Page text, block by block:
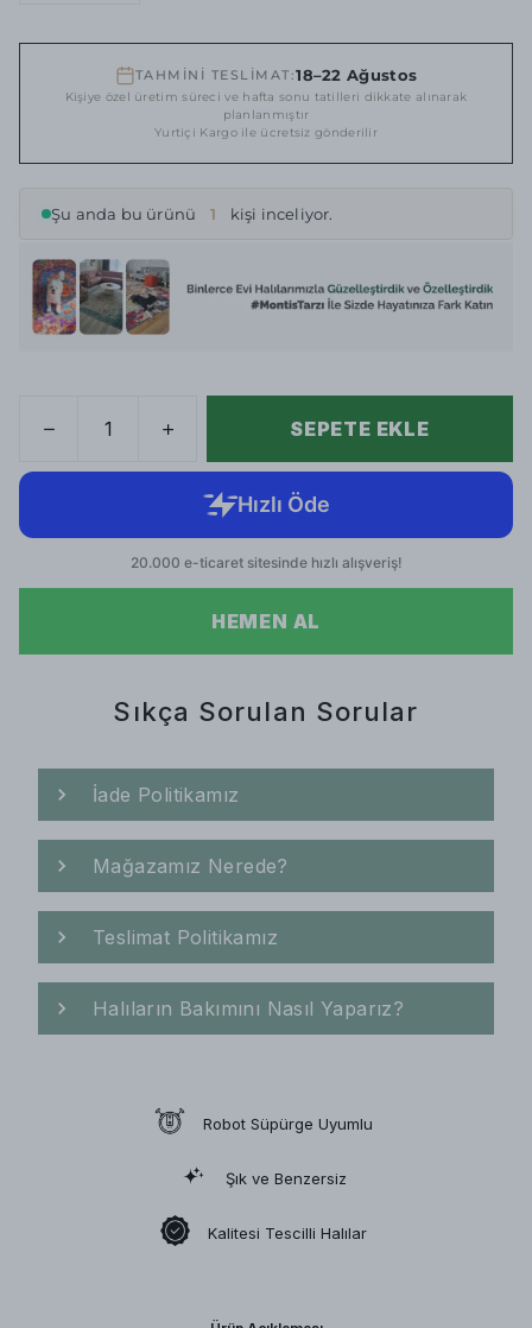
TAHMİNİ TESLİMAT:18–22 Ağustos
Kişiye özel üretim süreci ve hafta sonu tatilleri dikkate alınarak
planlanmıştır
Yurtiçi Kargo ile ücretsiz gönderilir
Şu anda bu ürünü 1 kişi inceliyor.
SEPETE EKLE
HEMEN AL
Sıkça Sorulan Sorular
İade Politikamız
Mağazamız Nerede?
Teslimat Politikamız
Halıların Bakımını Nasıl Yaparız?
Robot Süpürge Uyumlu
Şık ve Benzersiz
Kalitesi Tescilli Halılar